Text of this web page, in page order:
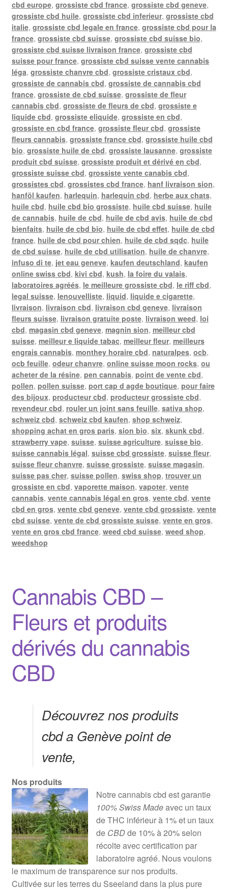
cbd europe, grossiste cbd france, grossiste cbd geneve,
grossiste cbd huile, grossiste cbd inferieur, grossiste cbd
italie, grossiste cbd legale en france, grossiste cbd pour la
france, grossiste cbd suisse, grossiste cbd suisse bio,
grossiste cbd suisse livraison france, grossiste cbd
suisse pour france, grossiste cbd suisse vente cannabis
léga, grossiste chanvre cbd, grossiste cristaux cbd,
grossiste de cannabis cbd, grossiste de cannabis cbd
france, grossiste de cbd suisse, grossiste de fleur
cannabis cbd, grossiste de fleurs de cbd, grossiste e
liquide cbd, grossiste eliquide, grossiste en cbd,
grossiste en cbd france, grossiste fleur cbd, grossiste
fleurs cannabis, grossiste france cbd, grossiste huile cbd
bio, grossiste huile de cbd, grossiste lausanne, grossiste
produit cbd suisse, grossiste produit et dérivé en cbd,
grossiste suisse cbd, grossiste vente canabis cbd,
grossistes cbd, grossistes cbd france, hanf livraison sion,
hanföl kaufen, harlequin, harlequin cbd, herbe aux chats,
huile cbd, huile cbd bio grossiste, huile cbd suisse, huile
de cannabis, huile de cbd, huile de cbd avis, huile de cbd
bienfaits, huile de cbd bio, huile de cbd effet, huile de cbd
france, huile de cbd pour chien, huile de cbd sqdc, huile
de cbd suisse, huile de cbd utilisation, huile de chanvre,
infuso di te, jet eau geneve, kaufen deutschland, kaufen
online swiss cbd, kivi cbd, kush, la foire du valais,
laboratoires agréés, le meilleure grossiste cbd, le riff cbd,
legal suisse, lenouvelliste, liquid, liquide e cigarette,
livraison, livraison cbd, livraison cbd geneve, livraison
fleurs suisse, livraison gratuite poste, livraison weed, loi
cbd, magasin cbd geneve, magnin sion, meilleur cbd
suisse, meilleur e liquide tabac, meilleur fleur, meilleurs
engrais cannabis, monthey horaire cbd, naturalpes, ocb,
ocb feuille, odeur chanvre, online suisse moon rocks, ou
acheter de la résine, pen cannabis, point de vente cbd,
pollen, pollen suisse, port cap d agde boutique, pour faire
des bijoux, producteur cbd, producteur grossiste cbd,
revendeur cbd, rouler un joint sans feuille, sativa shop,
schweiz cbd, schweiz cbd kaufen, shop schweiz,
shopping achat en gros paris, sion bio, six, skunk cbd,
strawberry vape, suisse, suisse agriculture, suisse bio,
suisse cannabis légal, suisse cbd grossiste, suisse fleur,
suisse fleur chanvre, suisse grossiste, suisse magasin,
suisse pas cher, suisse pollen, swiss shop, trouver un
grossiste en cbd, vaporette maison, vapoter, vente
cannabis, vente cannabis légal en gros, vente cbd, vente
cbd en gros, vente cbd geneve, vente cbd grossiste, vente
cbd suisse, vente de cbd grossiste suisse, vente en gros,
vente en gros cbd france, weed cbd suisse, weed shop,
weedshop
Cannabis CBD –
Fleurs et produits
dérivés du cannabis
CBD
Découvrez nos produits
cbd a Genève point de
vente,
Nos produits
Notre cannabis cbd est garantie
100% Swiss Madeavec un taux
de THC inférieur à 1% et un taux
deCBDde 10% à 20% selon
récolte avec certification par
laboratoire agréé. Nous voulons
le maximum de transparence sur nos produits.
Cultivée sur les terres du Sseeland dans la plus pure